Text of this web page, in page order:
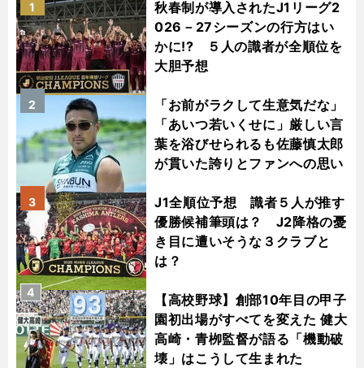
秋春制が導入されたJ1リーグ2
026－27シーズンの行方はい
かに!? ５人の識者が全順位を
大胆予想
1
「お前がラクして生意気だな」
「あいつ若いくせに」厳しい言
葉を浴びせられるも佐藤慎太郎
が貫いた誇りとファンへの思い
2
J1全順位予想 識者５人が推す
優勝候補筆頭は？ J2降格の憂
き目に遭いそうな３クラブと
は？
3
【高校野球】創部10年目の甲子
園初出場がすべてを変えた 健大
高崎・青栁監督が語る「機動破
壊」はこうして生まれた
4